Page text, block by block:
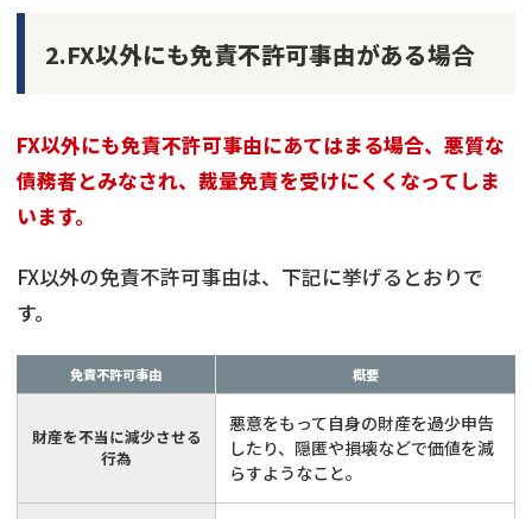
2.FX以外にも免責不許可事由がある場合
FX以外にも免責不許可事由にあてはまる場合、悪質な
債務者とみなされ、裁量免責を受けにくくなってしま
います。
FX以外の免責不許可事由は、下記に挙げるとおりで
す。
免責不許可事由 概要
財産を不当に減少させる
行為
悪意をもって自身の財産を過少申告
したり、隠匿や損壊などで価値を減
らすようなこと。